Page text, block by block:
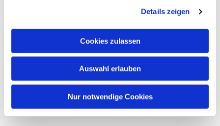
Details zeigen
Cookies zulassen
Auswahl erlauben
Nur notwendige Cookies